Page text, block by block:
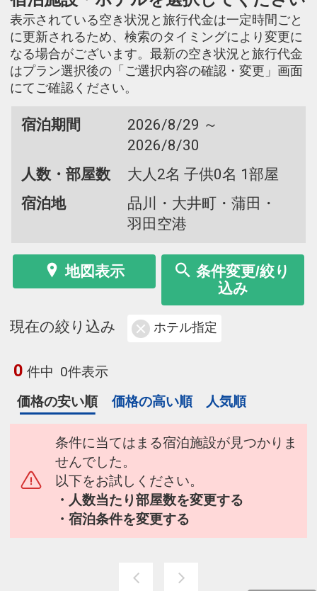
表示されている空き状況と旅行代金は一定時間ごと
に更新されるため、検索のタイミングにより変更に
なる場合がございます。最新の空き状況と旅行代金
はプラン選択後の「ご選択内容の確認・変更」画面
にてご確認ください。
宿泊期間
2026/8/29 ～
2026/8/30
人数・部屋数
大人2名 子供0名 1部屋
宿泊地
品川・大井町・蒲田・
羽田空港
地図表示
条件変更/絞り
込み
現在の絞り込み ホテル指定
0 件中 0件表示
価格の安い順
価格の高い順 人気順
条件に当てはまる宿泊施設が見つかりま
せんでした。
以下をお試しください。
・人数当たり部屋数を変更する
・宿泊条件を変更する